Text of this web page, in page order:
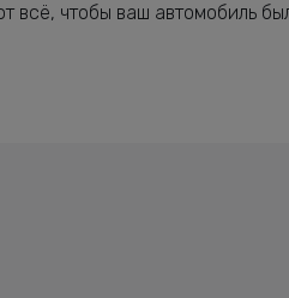
чтобы ваш автомобиль